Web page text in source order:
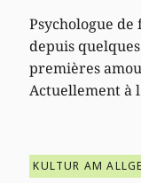
Psychologue
depuis
premières
Actuellement à
KULTUR AM